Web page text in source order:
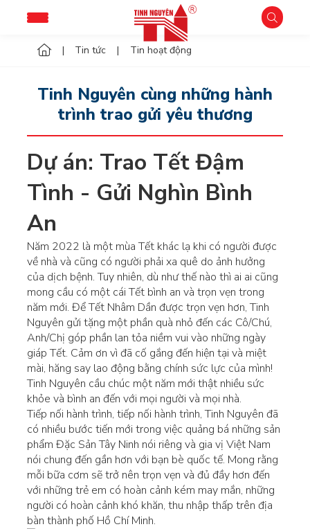
Tin tức Tin hoạt động
Tinh Nguyên cùng những hành
trình trao gửi yêu thương
Dự án: Trao Tết Đậm
Tình - Gửi Nghìn Bình
An
Năm 2022 là một mùa Tết khác lạ khi có người được
về nhà và cũng có người phải xa quê do ảnh hưởng
của dịch bệnh. Tuy nhiên, dù như thế nào thì ai ai cũng
mong cầu có một cái Tết bình an và trọn vẹn trong
năm mới. Để Tết Nhâm Dần được trọn vẹn hơn, Tinh
Nguyên gửi tặng một phần quà nhỏ đến các Cô/Chú,
Anh/Chị góp phần lan tỏa niềm vui vào những ngày
giáp Tết. Cảm ơn vì đã cố gắng đến hiện tại và miệt
mài, hăng say lao động bằng chính sức lực của mình!
Tinh Nguyên cầu chúc một năm mới thật nhiều sức
khỏe và bình an đến với mọi người và mọi nhà.
Tiếp nối hành trình, tiếp nối hành trình, Tinh Nguyên đã
có nhiều bước tiến mới trong việc quảng bá những sản
phẩm Đặc Sản Tây Ninh nói riêng và gia vị Việt Nam
nói chung đến gần hơn với bạn bè quốc tế. Mong rằng
mỗi bữa cơm sẽ trở nên trọn vẹn và đủ đầy hơn đến
với những trẻ em có hoàn cảnh kém may mắn, những
người có hoàn cảnh khó khăn, thu nhập thấp trên địa
bàn thành phố Hồ Chí Minh.